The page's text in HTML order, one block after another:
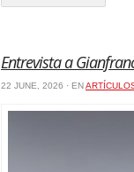
Entrevista a
22 JUNE, 2026 · EN